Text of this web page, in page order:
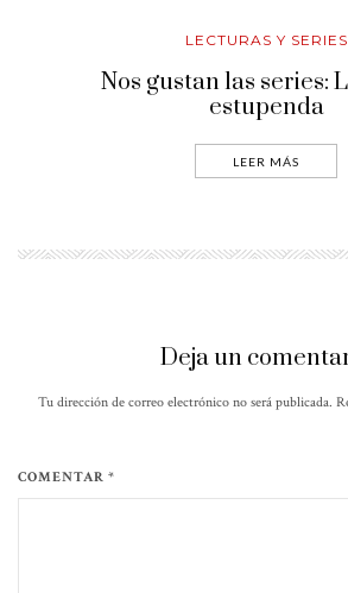
LECTURAS Y SERIES
Nos gustan las series:
estupenda
LEER MÁS
Deja un
Tu dirección de correo electrónico no será publicada.
COMENTAR *